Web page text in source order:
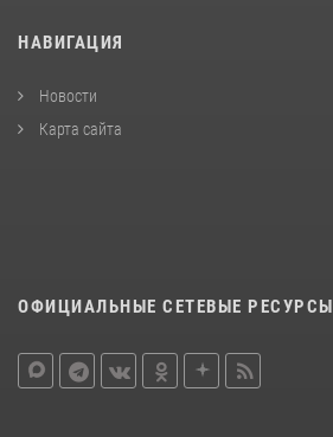
НАВИГАЦИЯ
Новости
Карта сайта
ОФИЦИАЛЬНЫЕ СЕТЕВЫЕ РЕСУРСЫ